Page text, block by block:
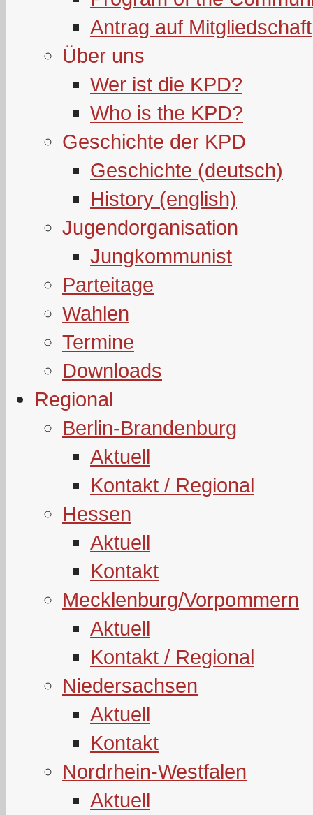
Antrag auf Mitgliedschaft
Über uns
Wer ist die KPD?
Who is the KPD?
Geschichte der KPD
Geschichte (deutsch)
History (english)
Jugendorganisation
Jungkommunist
Parteitage
Wahlen
Termine
Downloads
Regional
Berlin-Brandenburg
Aktuell
Kontakt / Regional
Hessen
Aktuell
Kontakt
Mecklenburg/Vorpommern
Aktuell
Kontakt / Regional
Niedersachsen
Aktuell
Kontakt
Nordrhein-Westfalen
Aktuell